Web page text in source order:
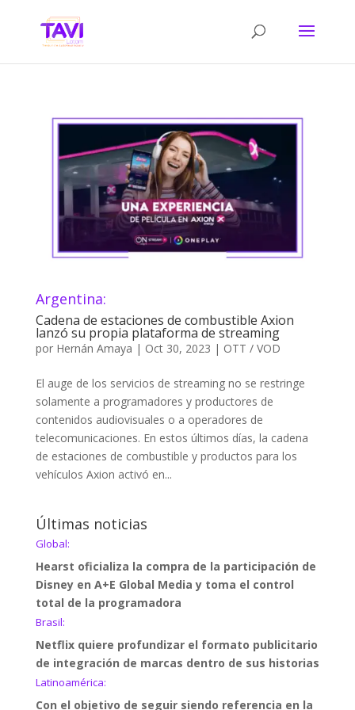
Argentina:
Cadena de estaciones de combustible Axion
lanzó su propia plataforma de streaming
por Hernán Amaya | Oct 30, 2023 | OTT / VOD
El auge de los servicios de streaming no se restringe
solamente a programadores y productores de
contenidos audiovisuales o a operadores de
telecomunicaciones. En estos últimos días, la cadena
de estaciones de combustible y productos para los
vehículos Axion activó en...
Últimas noticias
Global:
Hearst oficializa la compra de la participación de
Disney en A+E Global Media y toma el control
total de la programadora
Brasil:
Netflix quiere profundizar el formato publicitario
de integración de marcas dentro de sus historias
Latinoamérica:
Con el objetivo de seguir siendo referencia en la